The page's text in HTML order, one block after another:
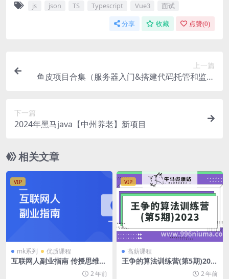
js json TS Typescript Vue3 面试
分享 收藏 点赞(0)
上一篇
鱼皮项目合集（服务器入门&搭建代码托管和监控
目、智能bi ）
下一篇
2024年黑马java【中州养老】新项目
相关文章
VIP
mk系列 优质课程
互联网人副业指南 传授思维与
方法 启动你的首个项目 | 更新
2 年前
VIP
高薪课程
王争的算法训练营(第5期)202
2 年前